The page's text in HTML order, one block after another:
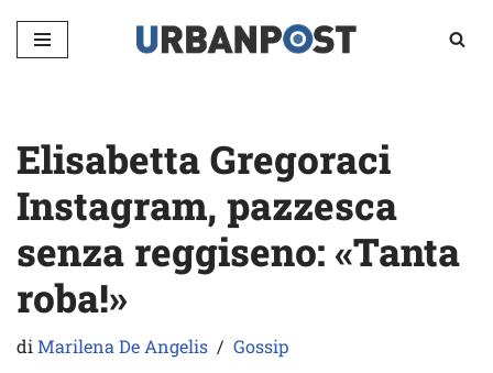
Vai
Elisabetta Gregoraci
Instagram, pazzesca
senza reggiseno: «Tanta
roba!»
diMarilena De Angelis Gossip